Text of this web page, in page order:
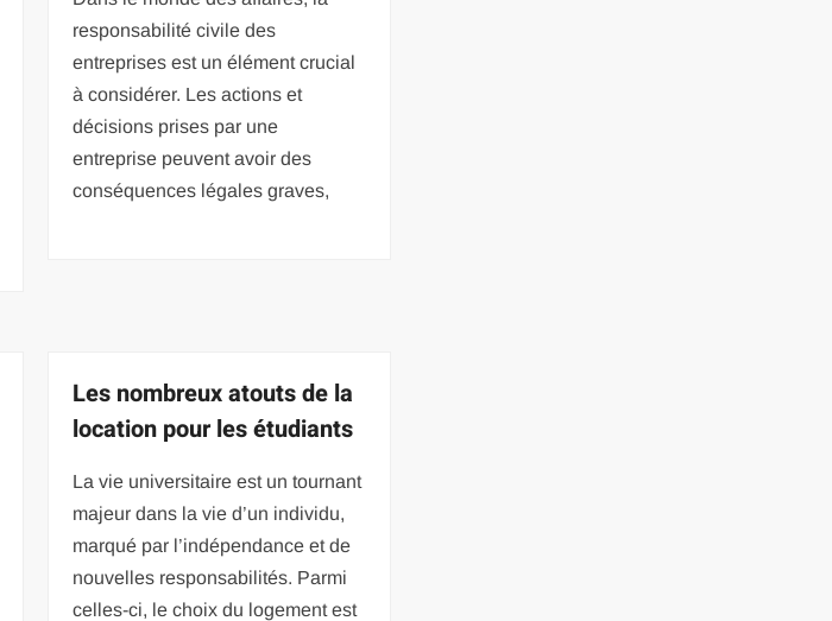
responsabilité civile des
entreprises est un élément crucial
à considérer. Les actions et
décisions prises par une
entreprise peuvent avoir des
conséquences légales graves,
Les nombreux atouts de la
location pour les étudiants
La vie universitaire est un tournant
majeur dans la vie d’un individu,
marqué par l’indépendance et de
nouvelles responsabilités. Parmi
celles-ci, le choix du logement est